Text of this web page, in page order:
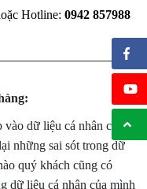
Hotline: 0942 857988
dữ liệu cá nhân của
những sai sót trong dữ
quý khách cũng có
dữ liệu cá nhân của mình